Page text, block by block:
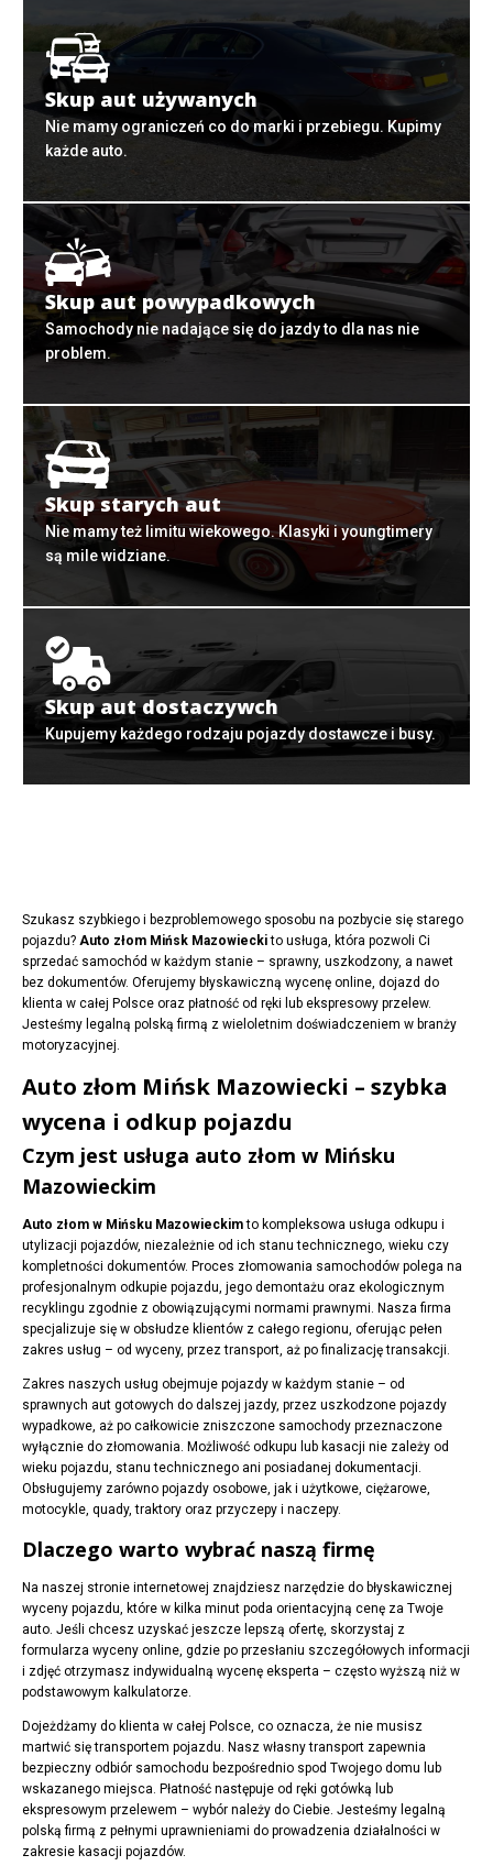
Skup aut używanych
Nie mamy ograniczeń co do marki i przebiegu. Kupimy
każde auto.
Skup aut powypadkowych
Samochody nie nadające się do jazdy to dla nas nie
problem.
Skup starych aut
Nie mamy też limitu wiekowego. Klasyki i youngtimery
są mile widziane.
Skup aut dostaczywch
Kupujemy każdego rodzaju pojazdy dostawcze i busy.
Szukasz szybkiego i bezproblemowego sposobu na pozbycie się starego
pojazdu? Auto złom Mińsk Mazowieckito usługa, która pozwoli Ci
sprzedać samochód w każdym stanie – sprawny, uszkodzony, a nawet
bez dokumentów. Oferujemy błyskawiczną wycenę online, dojazd do
klienta w całej Polsce oraz płatność od ręki lub ekspresowy przelew.
Jesteśmy legalną polską firmą z wieloletnim doświadczeniem w branży
motoryzacyjnej.
Auto złom Mińsk Mazowiecki – szybka
wycena i odkup pojazdu
Czym jest usługa auto złom w Mińsku
Mazowieckim
Auto złom w Mińsku Mazowieckimto kompleksowa usługa odkupu i
utylizacji pojazdów, niezależnie od ich stanu technicznego, wieku czy
kompletności dokumentów. Proces złomowania samochodów polega na
profesjonalnym odkupie pojazdu, jego demontażu oraz ekologicznym
recyklingu zgodnie z obowiązującymi normami prawnymi. Nasza firma
specjalizuje się w obsłudze klientów z całego regionu, oferując pełen
zakres usług – od wyceny, przez transport, aż po finalizację transakcji.
Zakres naszych usług obejmuje pojazdy w każdym stanie – od
sprawnych aut gotowych do dalszej jazdy, przez uszkodzone pojazdy
wypadkowe, aż po całkowicie zniszczone samochody przeznaczone
wyłącznie do złomowania. Możliwość odkupu lub kasacji nie zależy od
wieku pojazdu, stanu technicznego ani posiadanej dokumentacji.
Obsługujemy zarówno pojazdy osobowe, jak i użytkowe, ciężarowe,
motocykle, quady, traktory oraz przyczepy i naczepy.
Dlaczego warto wybrać naszą firmę
Na naszej stronie internetowej znajdziesz narzędzie do błyskawicznej
wyceny pojazdu, które w kilka minut poda orientacyjną cenę za Twoje
auto. Jeśli chcesz uzyskać jeszcze lepszą ofertę, skorzystaj z
formularza wyceny online, gdzie po przesłaniu szczegółowych informacji
i zdjęć otrzymasz indywidualną wycenę eksperta – często wyższą niż w
podstawowym kalkulatorze.
Dojeżdżamy do klienta w całej Polsce, co oznacza, że nie musisz
martwić się transportem pojazdu. Nasz własny transport zapewnia
bezpieczny odbiór samochodu bezpośrednio spod Twojego domu lub
wskazanego miejsca. Płatność następuje od ręki gotówką lub
ekspresowym przelewem – wybór należy do Ciebie. Jesteśmy legalną
polską firmą z pełnymi uprawnieniami do prowadzenia działalności w
zakresie kasacji pojazdów.